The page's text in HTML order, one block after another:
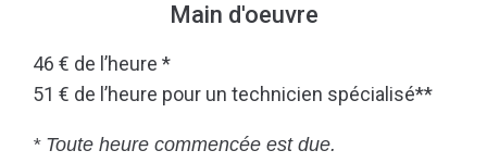
Main d'oeuvre
46 € de l’heure *
51 € de l’heure pour un technicien spécialisé**
* Toute heure commencée est due.